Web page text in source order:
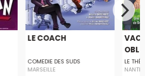
LE COACH
COMEDIE DES SUDS
MARSEILLE
LE